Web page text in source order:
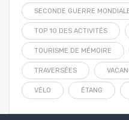
SECONDE GUERRE
TOP 10 DES ACTIVITÉS
TOURISME DE MÉMOIRE
TRAVERSÉES
VÉLO ÉTANG